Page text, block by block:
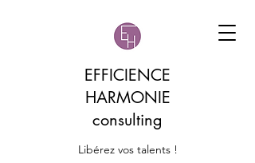
EFFICIENCE
HARMONIE
consulting
Libérez vos talents !